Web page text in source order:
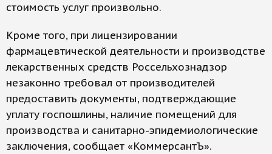
стоимость услуг произвольно.
Кроме того, при лицензировании
фармацевтической деятельности и производстве
лекарственных средств Россельхознадзор
незаконно требовал от производителей
предоставить документы, подтверждающие
уплату госпошлины, наличие помещений для
производства и санитарно-эпидемиологические
заключения, сообщает «КоммерсантЪ».